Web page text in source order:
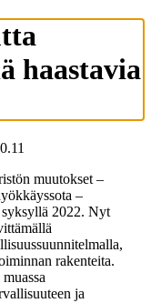
haastavia
muutokset –
–
2022. Nyt
rakenteita.
ja